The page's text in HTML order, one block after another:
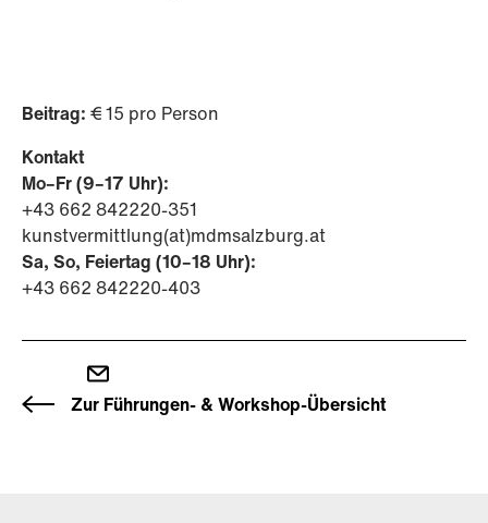
Beitrag: € 15 pro Person
Kontakt
Mo–Fr (9–17 Uhr):
+43 662 842220-351
kunstvermittlung(at)mdmsalzburg.at
Sa, So, Feiertag (10–18 Uhr):
+43 662 842220-403
Zur Führungen- & Workshop-Übersicht